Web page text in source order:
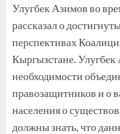
Улугбек Азимов во
рассказал о
перспективах
Кыргызстане.
необходимости
правозащитников и о
населения о
должны знать, что